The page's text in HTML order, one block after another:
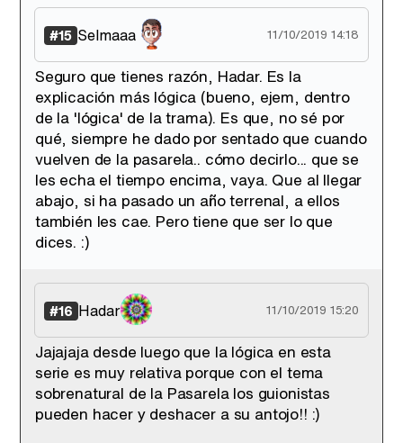
#15 Selmaaa 11/10/2019 14:18
Seguro que tienes razón, Hadar. Es la
explicación más lógica (bueno, ejem, dentro
de la 'lógica' de la trama). Es que, no sé por
qué, siempre he dado por sentado que cuando
vuelven de la pasarela.. cómo decirlo... que se
les echa el tiempo encima, vaya. Que al llegar
abajo, si ha pasado un año terrenal, a ellos
también les cae. Pero tiene que ser lo que
dices. :)
#16 Hadar 11/10/2019 15:20
Jajajaja desde luego que la lógica en esta
serie es muy relativa porque con el tema
sobrenatural de la Pasarela los guionistas
pueden hacer y deshacer a su antojo!! :)